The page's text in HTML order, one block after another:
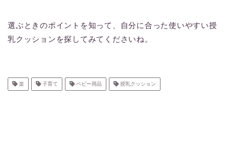
選ぶときのポイントを知って、自分に合った使いやすい授
乳クッションを探してみてくださいね。
楽 子育て ベビー用品 授乳クッション